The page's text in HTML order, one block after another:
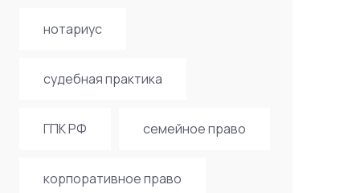
нотариус
судебная практика
ГПК РФ семейное право
корпоративное право